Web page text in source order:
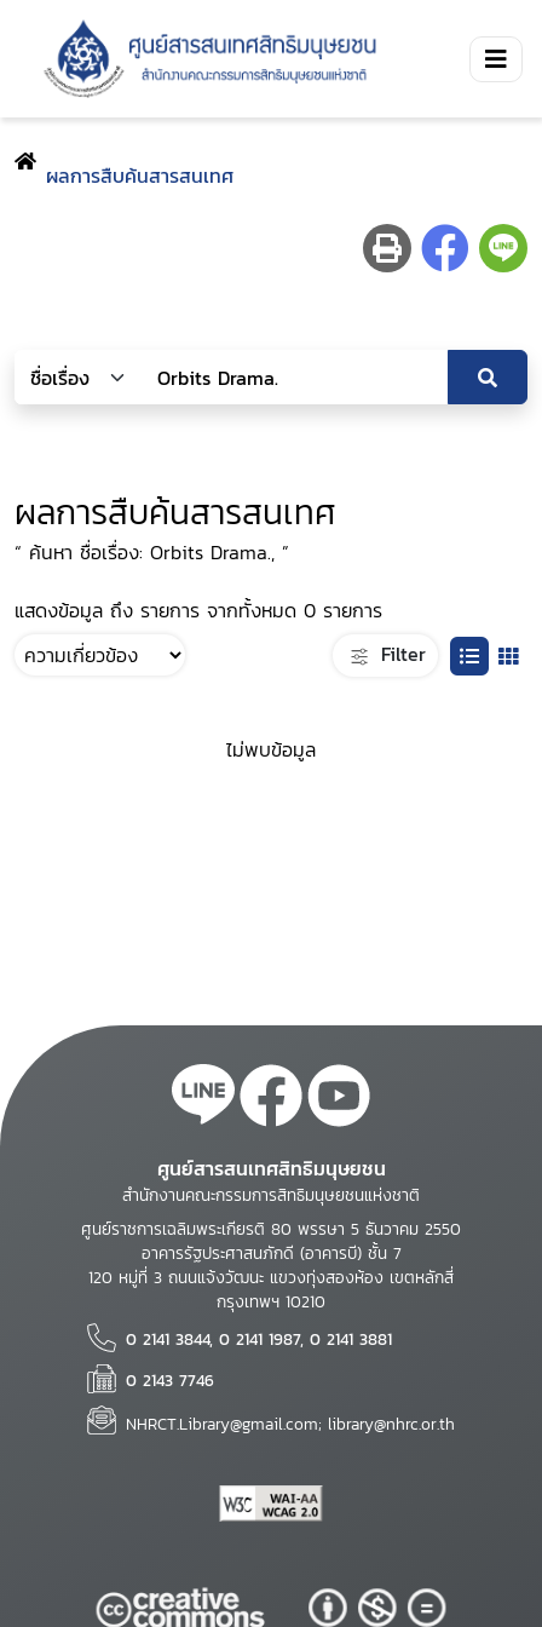
ผลการสืบค้นสารสนเทศ
ผลการสืบค้นสารสนเทศ
“ ค้นหา ชื่อเรื่อง: Orbits Drama., ”
แสดงข้อมูล ถึง รายการ จากทั้งหมด 0 รายการ
Filter
ไม่พบข้อมูล
ศูนย์สารสนเทศสิทธิมนุษยชน
สำนักงานคณะกรรมการสิทธิมนุษยชนแห่งชาติ
ศูนย์ราชการเฉลิมพระเกียรติ 80 พรรษา 5 ธันวาคม 2550
อาคารรัฐประศาสนภักดี (อาคารบี) ชั้น 7
120 หมู่ที่ 3 ถนนแจ้งวัฒนะ แขวงทุ่งสองห้อง เขตหลักสี่
กรุงเทพฯ 10210
0 2141 3844, 0 2141 1987, 0 2141 3881
0 2143 7746
NHRCT.Library@gmail.com; library@nhrc.or.th